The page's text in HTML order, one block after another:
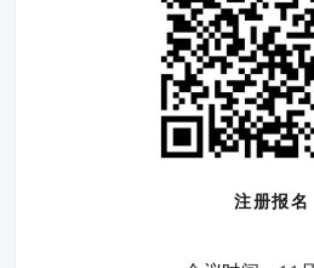
注册报名